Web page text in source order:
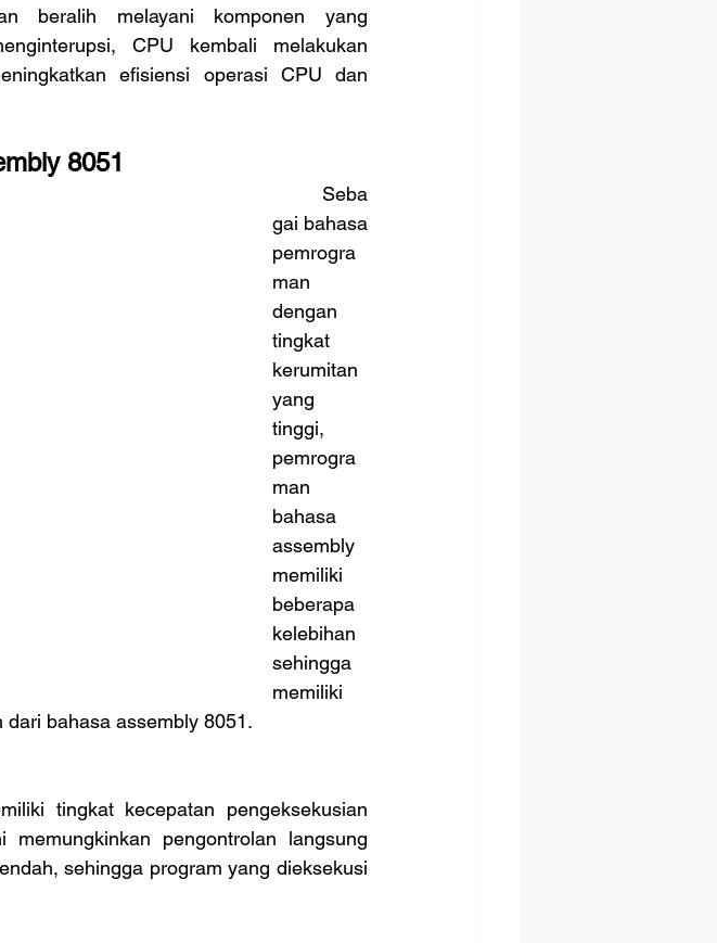
beralih melayani komponen yang
CPU kembali melakukan
efisiensi operasi CPU dan
8051
gai bahasa
pemrogra
man
dengan
tingkat
kerumitan
yang
tinggi,
pemrogra
man
bahasa
assembly
memiliki
beberapa
kelebihan
sehingga
memiliki
bahasa assembly 8051.
pengontrolan langsung
sehingga program yang dieksekusi